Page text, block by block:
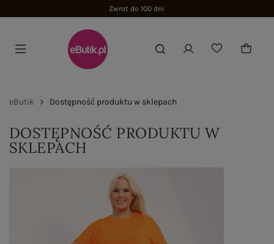
Zwrot do 100 dni
eButik Dostępność produktu w sklepach
DOSTĘPNOŚĆ PRODUKTU W
SKLEPACH